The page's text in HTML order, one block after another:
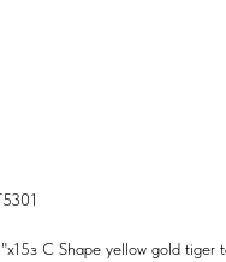
C Shape yellow gold tiger